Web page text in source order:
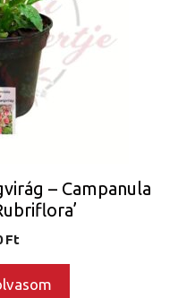
– Campanula
Ft